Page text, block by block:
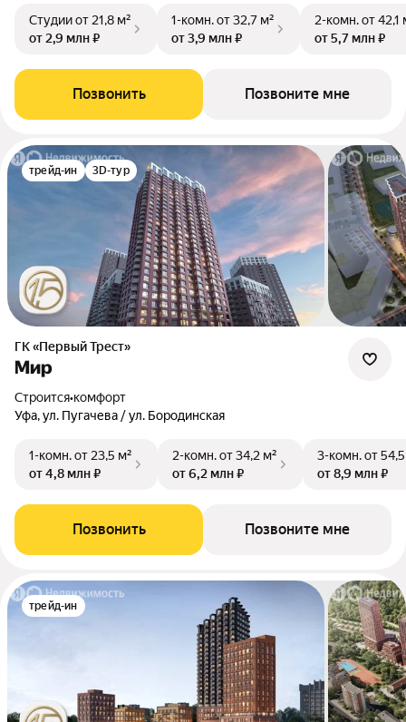
Студииот 21,8 м²
от 2,9 млн ₽
1-комн.от 32,7 м²
от 3,9 млн ₽
2-комн.от 42,1
от 5,7 млн ₽
Позвонить Позвоните мне
трейд-ин 3D-тур
ГК «Первый Трест»
Мир
Строится•комфорт
Уфа, ул. Пугачева / ул. Бородинская
1-комн.от 23,5 м²
от 4,8 млн ₽
2-комн.от 34,2 м²
от 6,2 млн ₽
3-комн.от
от 8,9 млн ₽
Позвонить Позвоните мне
трейд-ин